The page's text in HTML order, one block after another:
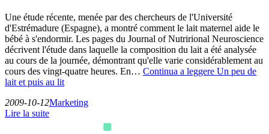
Une étude récente, menée par des chercheurs de l'Université
d'Estrémadure (Espagne), a montré comment le lait maternel aide le
bébé à s'endormir. Les pages du Journal of Nutrirional Neuroscience
décrivent l'étude dans laquelle la composition du lait a été analysée
au cours de la journée, démontrant qu'elle varie considérablement au
cours des vingt-quatre heures. En… Continua a leggere Un peu de
lait et puis au lit
2009-10-12Marketing
Lire la suite